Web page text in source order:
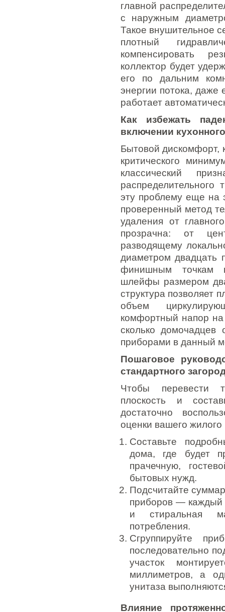
главной
с наружным
Такое внушительное
плотный
компенсировать
коллектор будет
его по дальним
энергии потока, даже
работает
Как избежать
включении
Бытовой дискомфорт,
критического
классический
распределительного
эту проблему еще на
проверенный метод
удаления от
прозрачна: от
разводящему
диаметром двадцать
финишным точкам
шлейфы размером
структура позволяет
объем
комфортный напор на
сколько домочадцев
приборами в данный
Пошаговое
стандартного
Чтобы перевести
плоскость и
достаточно
оценки вашего жилого
Составьте
дома, где будет
прачечную,
бытовых нужд.
Подсчитайте
приборов — каждый
и стиральная
потребления.
Сгруппируйте
последовательно
участок
миллиметров, а
унитаза
Влияние